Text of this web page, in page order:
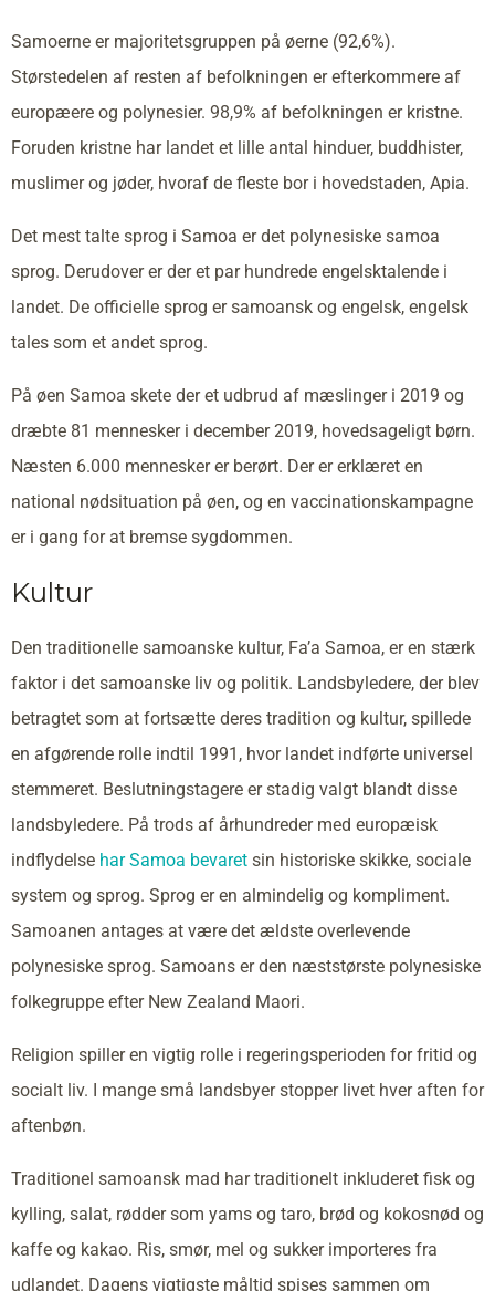
Samoerne er majoritetsgruppen på øerne (92,6%).
Størstedelen af resten af befolkningen er efterkommere af
europæere og polynesier. 98,9% af befolkningen er kristne.
Foruden kristne har landet et lille antal hinduer, buddhister,
muslimer og jøder, hvoraf de fleste bor i hovedstaden, Apia.
Det mest talte sprog i Samoa er det polynesiske samoa
sprog. Derudover er der et par hundrede engelsktalende i
landet. De officielle sprog er samoansk og engelsk, engelsk
tales som et andet sprog.
På øen Samoa skete der et udbrud af mæslinger i 2019 og
dræbte 81 mennesker i december 2019, hovedsageligt børn.
Næsten 6.000 mennesker er berørt. Der er erklæret en
national nødsituation på øen, og en vaccinationskampagne
er i gang for at bremse sygdommen.
Kultur
Den traditionelle samoanske kultur, Fa’a Samoa, er en stærk
faktor i det samoanske liv og politik. Landsbyledere, der blev
betragtet som at fortsætte deres tradition og kultur, spillede
en afgørende rolle indtil 1991, hvor landet indførte universel
stemmeret. Beslutningstagere er stadig valgt blandt disse
landsbyledere. På trods af århundreder med europæisk
indflydelse har Samoa bevaret sin historiske skikke, sociale
system og sprog. Sprog er en almindelig og kompliment.
Samoanen antages at være det ældste overlevende
polynesiske sprog. Samoans er den næststørste polynesiske
folkegruppe efter New Zealand Maori.
Religion spiller en vigtig rolle i regeringsperioden for fritid og
socialt liv. I mange små landsbyer stopper livet hver aften for
aftenbøn.
Traditionel samoansk mad har traditionelt inkluderet fisk og
kylling, salat, rødder som yams og taro, brød og kokosnød og
kaffe og kakao. Ris, smør, mel og sukker importeres fra
udlandet. Dagens vigtigste måltid spises sammen om